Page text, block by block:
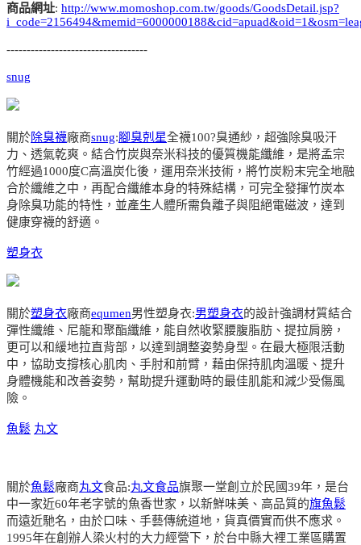
商品網址: http://www.momoshop.com.tw/goods/GoodsDetail.jsp?
-----------------------------------
snug
關於除臭襪廠商snug:腳臭剋星全襪100?臭通紗，超強除臭吸汗
力、透氣乾爽。結合竹炭與奈米科技的優質機能纖維，是將孟宗
竹經過1000度C高溫炭化後，運用奈米技術，將竹炭粉末完全地融
合於纖維之中，再配合纖維本身的特殊結構，可完全發揮竹炭本
身除臭功能的特性，並產生人體所需負離子與阻絕電磁波，達到
健康穿襪的舒適。
塑身衣
關於塑身衣廠商equmen男性塑身衣:男塑身衣的設計強調材質結合
彈性纖維、尼龍和聚酯纖維，能自然收緊腰腹脂肪、提拉肩膀，
更可以和緩地拉直背部，以達到調整姿勢身型。在最大極限活動
中，協助支撐核心肌肉、手肘和前臂，藉由保持肌肉溫暖、提升
身體機能和改善姿勢，幫助提升運動時的最佳肌能和減少受傷風
險。
魚鬆 丸文
關於魚鬆廠商丸文食品:丸文食品旗聚一堂創立於民國39年，是台
中一家近60年老字號的魚香世家，以新鮮味美、高品質的旗魚鬆
而遠近馳名，由於口味、手藝傳統道地，貨真價實而供不應求。
1995年在創辦人梁火村的大力經營下，於台中縣大裡工業區購置